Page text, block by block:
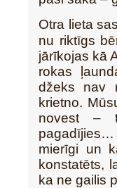
Otra lieta
nu riktīgs
jārīkojas kā
rokas
džeks nav
krietno.
novest –
pagadījies…
mierīgi un
konstatēts,
ka ne gailis